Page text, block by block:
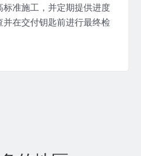
准施工，并定期提供进度
在交付钥匙前进行最终检